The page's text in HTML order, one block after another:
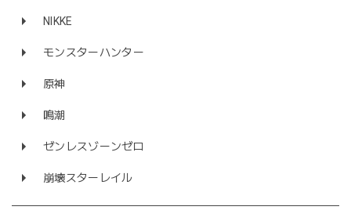
NIKKE
モンスターハンター
原神
鳴潮
ゼンレスゾーンゼロ
崩壊スターレイル